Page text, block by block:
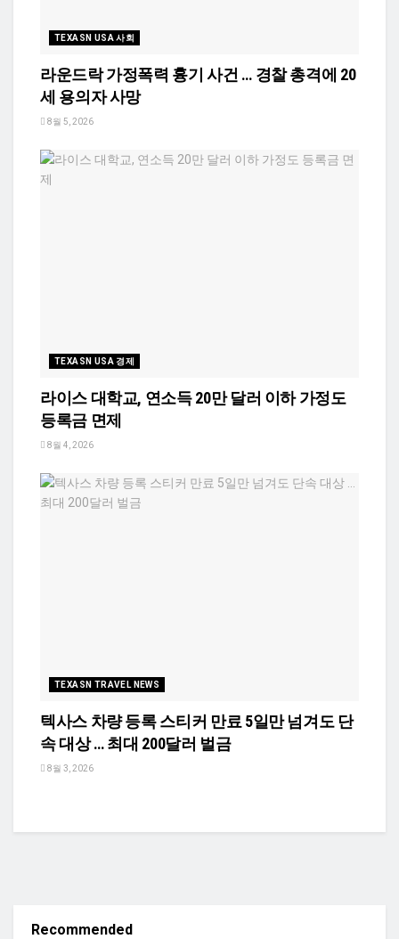
TEXASN USA 사회
라운드락 가정폭력 흉기 사건 … 경찰 총격에 20
세 용의자 사망
8월 5, 2026
TEXASN USA 경제
라이스 대학교, 연소득 20만 달러 이하 가정도
등록금 면제
8월 4, 2026
TEXASN TRAVEL NEWS
텍사스 차량 등록 스티커 만료 5일만 넘겨도 단
속 대상 … 최대 200달러 벌금
8월 3, 2026
Recommended